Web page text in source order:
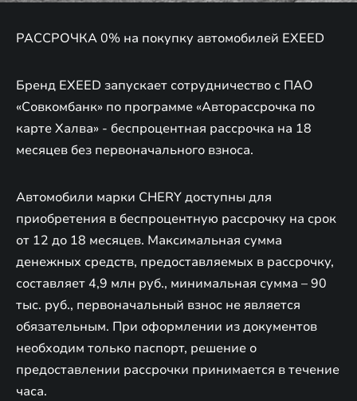
РАССРОЧКА 0% на покупку автомобилей EXEED
Бренд EXEED запускает сотрудничество с ПАО
«Совкомбанк» по программе «Авторассрочка по
карте Халва» - беспроцентная рассрочка на 18
месяцев без первоначального взноса.
Автомобили марки CHERY доступны для
приобретения в беспроцентную рассрочку на срок
от 12 до 18 месяцев. Максимальная сумма
денежных средств, предоставляемых в рассрочку,
составляет 4,9 млн руб., минимальная сумма – 90
тыс. руб., первоначальный взнос не является
обязательным. При оформлении из документов
необходим только паспорт, решение о
предоставлении рассрочки принимается в течение
часа.